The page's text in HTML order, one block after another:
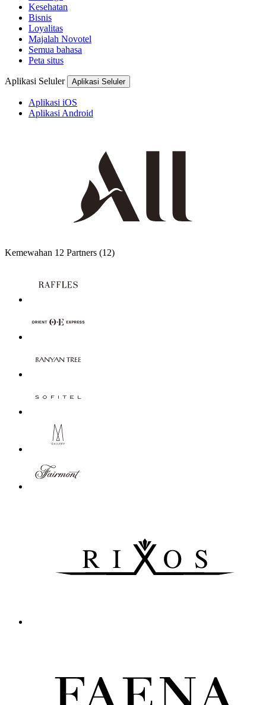
Kesehatan
Bisnis
Loyalitas
Majalah Novotel
Semua bahasa
Peta situs
Aplikasi Seluler Aplikasi Seluler
Aplikasi iOS
Aplikasi Android
Kemewahan 12 Partners (12)